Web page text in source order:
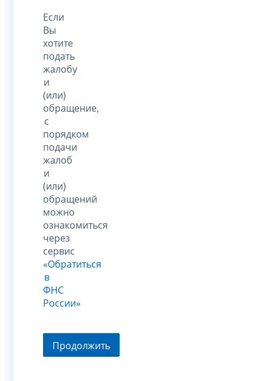
Если
Вы
хотите
подать
жалобу
и
(или)
обращение,
с
порядком
подачи
жалоб
и
(или)
обращений
можно
ознакомиться
через
сервис
«Обратиться
в
ФНС
России»
Продолжить